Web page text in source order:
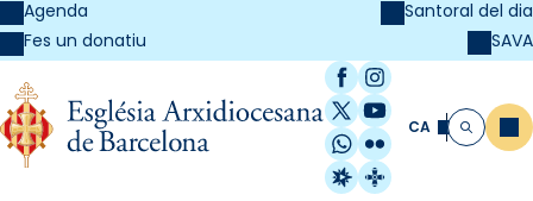
Agenda
Fes un donatiu
Santoral del dia
SAVA
Facebook
Instagram
X / Twitter
YouTube
WhatsApp
Flickr
Radio Estel
Catalunya
CA Cerca